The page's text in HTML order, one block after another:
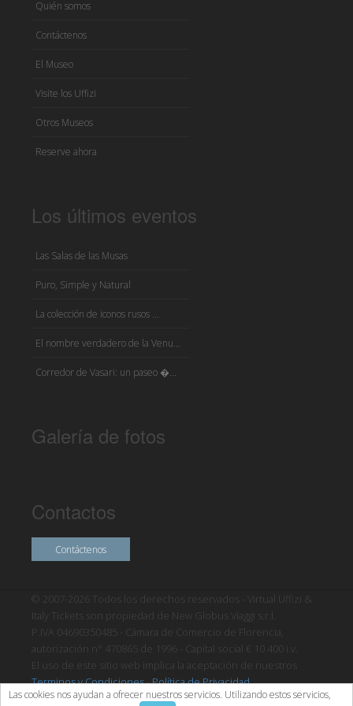
Quién somos
Contáctenos
El Museo
Visite los Uffizi
Otros Museos
Reserve ahora
Los últimos eventos
Las Salas de las Musas
Puro, Simple y Natural
La colección de iconos rusos ...
El nombre verdadero de la Venu...
Corredor de Vasari: un paseo �...
Galería de fotos
Contactos
Contáctenos
© 2007-2026 Todos los derechos reservados - Virtual Uffizi &
Italy Tickets son propiedad de New Globus Viaggi s.r.l.
P.IVA 04690350485 - Cámara de Comercio de Florencia,
autorización n° 470865 de 1996 - Capital social € 10.400 i.v.
El uso de este sitio web implica la aceptación de nuestros
Terminos y Condiciones-Política de Privacidad
Las cookies nos ayudan a ofrecer nuestros servicios. Utilizando estos servicios,